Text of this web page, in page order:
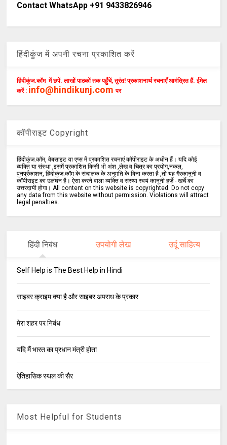
Contact WhatsApp +91 9433826946
हिंदीकुंज में अपनी रचना प्रकाशित करें
हिंदीकुंज.कॉम में छपें. लाखों पाठकों तक पहुँचें, तुरंत! प्रकाशनार्थ रचनाएँ आमंत्रित हैं. ईमेल
करें : info@hindikunj.com पर
कॉपीराइट Copyright
हिंदीकुंज.कॉम, वेबसाइट या एप्स में प्रकाशित रचनाएं कॉपीराइट के अधीन हैं। यदि कोई
व्यक्ति या संस्था ,इसमें प्रकाशित किसी भी अंश ,लेख व चित्र का प्रयोग,नकल,
पुनर्प्रकाशन, हिंदीकुंज.कॉम के संचालक के अनुमति के बिना करता है ,तो यह गैरकानूनी व
कॉपीराइट का उलंघन है। ऐसा करने वाला व्यक्ति व संस्था स्वयं कानूनी हर्ज़े - खर्चे का
उत्तरदायी होगा। All content on this website is copyrighted. Do not copy
any data from this website without permission. Violations will attract
legal penalties.
हिंदी निबंध उपयोगी लेख उर्दू साहित्य
Self Help is The Best Help in Hindi
साइबर क्राइम क्या है और साइबर अपराध के प्रकार
मेरा शहर पर निबंध
यदि मैं भारत का प्रधान मंत्री होता
ऐतिहासिक स्थल की सैर
Most Helpful for Students